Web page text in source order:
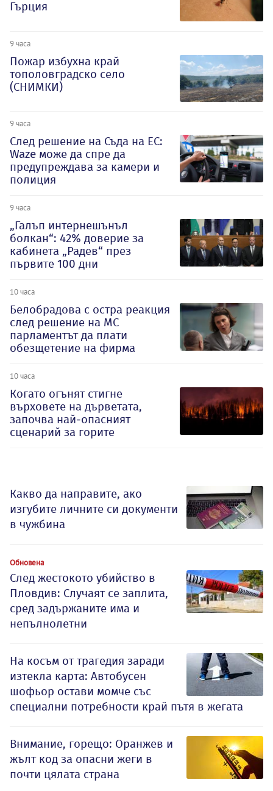
Гърция
9 часа
Пожар избухна край
тополовградско село
(СНИМКИ)
9 часа
След решение на Съда на ЕС:
Waze може да спре да
предупреждава за камери и
полиция
9 часа
„Галъп интернешънъл
болкан“: 42% доверие за
кабинета „Радев“ през
първите 100 дни
10 часа
Белобрадова с остра реакция
след решение на МС
парламентът да плати
обезщетение на фирма
10 часа
Когато огънят стигне
върховете на дърветата,
започва най-опасният
сценарий за горите
Какво да направите, ако
изгубите личните си документи
в чужбина
Обновена
След жестокото убийство в
Пловдив: Случаят се заплита,
сред задържаните има и
непълнолетни
На косъм от трагедия заради
изтекла карта: Автобусен
шофьор остави момче със
специални потребности край пътя в жегата
Внимание, горещо: Оранжев и
жълт код за опасни жеги в
почти цялата страна